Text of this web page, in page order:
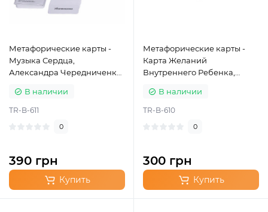
Метафорические карты -
Музыка Сердца,
Александра Чередниченко
В наличии
TR-B-611
0
390 грн
Купить
Метафорические карты -
Карта Желаний
Внутреннего Ребенка,
(Русская версия)
В наличии
TR-B-610
0
300 грн
Купить